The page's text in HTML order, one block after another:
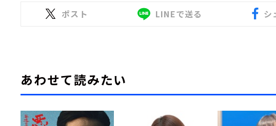
ポスト LINEで送る シ
あわせて読みたい